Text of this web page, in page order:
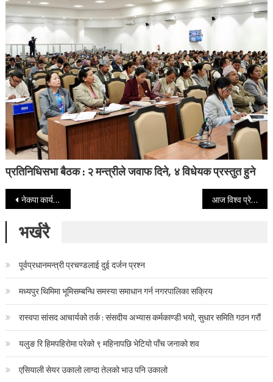
प्रतिनिधिसभा बैठक : २ मन्त्रीले जवाफ दिने, ४ विधेयक प्रस्तुत हुने
Post navigation
नेकपा कार्यसंयोजन समिति पहिलो बैठकका सातबुँदे निर्णय सार्वजनिक आज विश्व प्रेस स्वतन्त्रता दिवस, राष्ट्रपति-उपराष्ट्रपतिद्वारा शुभकामना व्यक्त
भर्खरै
पूर्वप्रधानमन्त्री प्रचण्डलाई दुई दर्जन प्रश्न
मध्यपुर थिमिमा भूमिसम्बन्धि समस्या समाधान गर्न नगरपालिका सक्रिय
रास्वपा सांसद आचार्यको तर्क : संसदीय अभ्यास कर्मकाण्डी भयो, सुधार समिति गठन गरौं
यलुङ रि हिमपहिरोमा परेको ९ महिनापछि भेटियो पाँच जनाको शव
एसियाली सेयर उकालो लाग्दा तेलको भाउ पनि उकालो